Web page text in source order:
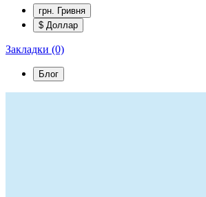
грн. Гривня
$ Доллар
Закладки (0)
Блог